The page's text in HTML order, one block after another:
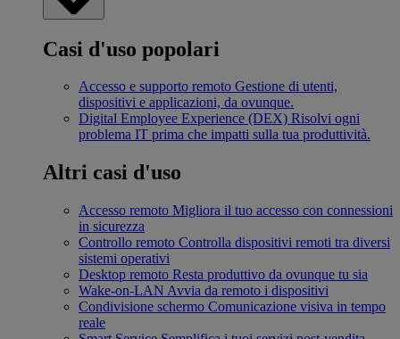
Casi d'uso popolari
Accesso e supporto remoto Gestione di utenti,
dispositivi e applicazioni, da ovunque.
Digital Employee Experience (DEX) Risolvi ogni
problema IT prima che impatti sulla tua produttività.
Altri casi d'uso
Accesso remoto Migliora il tuo accesso con connessioni
in sicurezza
Controllo remoto Controlla dispositivi remoti tra diversi
sistemi operativi
Desktop remoto Resta produttivo da ovunque tu sia
Wake-on-LAN Avvia da remoto i dispositivi
Condivisione schermo Comunicazione visiva in tempo
reale